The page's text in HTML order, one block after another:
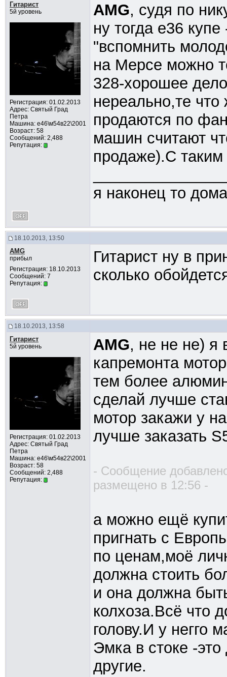
Гитарист
5й уровень
Регистрация: 01.02.2013
Адрес: Cвятый Град
Петра
Машина: е46\м54в22\2001
Возраст: 58
Сообщений: 2,488
Репутация:
AMG, cудя по
ну тогда е36
"вспомнить
на Мерсе можно
328-хорошее
нереально,те
продаются по
машин считают
продаже).С
я наконец то дома
18.10.2013, 13:50
AMG
прибыл
Регистрация: 18.10.2013
Сообщений: 7
Репутация:
Гитарист ну в
сколько
18.10.2013, 13:58
Гитарист
5й уровень
Регистрация: 01.02.2013
Адрес: Cвятый Град
Петра
Машина: е46\м54в22\2001
Возраст: 58
Сообщений: 2,488
Репутация:
AMG, не не не) я
капремонта
тем более
сделай лучше
мотор закажи у
лучше заказать
- Сообщение
размещено в 12:56 -
а можно ещё
пригнать с
по ценам,моё
должна стоить
и она должна
колхоза.Всё что
голову.И у негго
Эмка в стоке -
другие.